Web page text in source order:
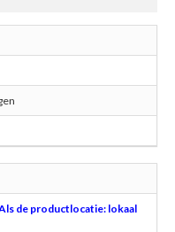
de productlocatie: lokaal